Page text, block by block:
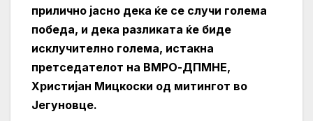
прилично јасно дека ќе се случи голема
победа, и дека разликата ќе биде
исклучително голема, истакна
претседателот на ВМРО-ДПМНЕ,
Христијан Мицкоски од митингот во
Јегуновце.